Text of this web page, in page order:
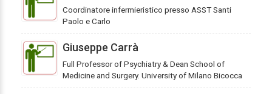
Coordinatore infermieristico presso ASST Santi
Paolo e Carlo
Giuseppe Carrà
Full Professor of Psychiatry & Dean School of
Medicine and Surgery. University of Milano Bicocca